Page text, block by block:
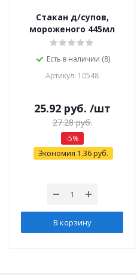
Стакан д/супов,
мороженого 445мл
Есть в наличии (8)
Артикул: 10548
25.92руб. /шт
27.28руб.
-5%
Экономия 1.36руб.
В корзину